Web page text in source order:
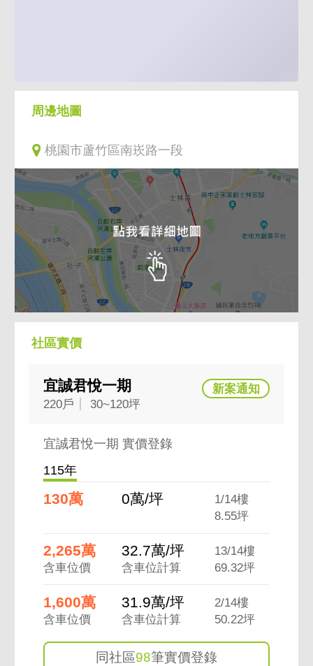
周邊地圖
桃園市蘆竹區南崁路一段
社區實價
宜誠君悅一期
220戶 30~120坪
宜誠君悅一期 實價登錄
115年
130萬 0萬/坪
1/14樓
8.55坪
2,265萬
含車位價
32.7萬/坪
含車位計算
13/14樓
69.32坪
1,600萬
含車位價
31.9萬/坪
含車位計算
2/14樓
50.22坪
同社區98筆實價登錄